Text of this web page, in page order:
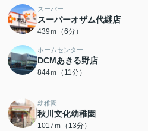
スーパー
スーパーオザム代継店
439ｍ（6分）
ホームセンター
DCMあきる野店
844ｍ（11分）
幼稚園
秋川文化幼稚園
1017ｍ（13分）